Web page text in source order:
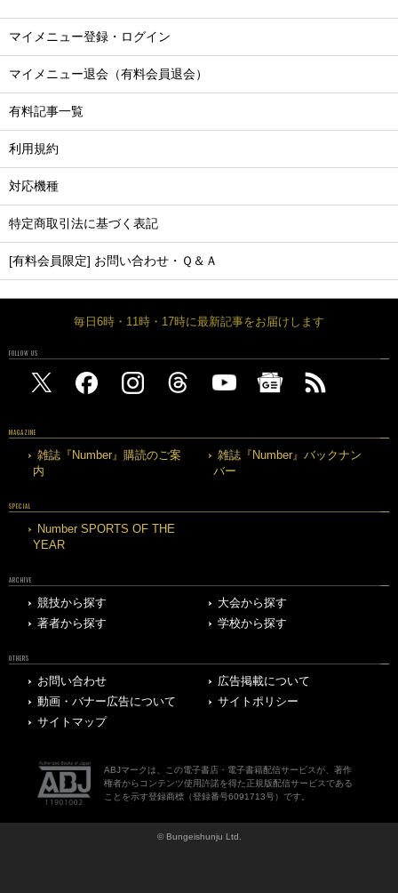
マイメニュー登録・ログイン
マイメニュー退会（有料会員退会）
有料記事一覧
利用規約
対応機種
特定商取引法に基づく表記
[有料会員限定] お問い合わせ・Ｑ＆Ａ
毎日6時・11時・17時に最新記事をお届けします
FOLLOW US
MAGAZINE
雑誌『Number』購読のご案
内
雑誌『Number』バックナン
バー
SPECIAL
Number SPORTS OF THE
YEAR
ARCHIVE
競技から探す
大会から探す
著者から探す
学校から探す
OTHERS
お問い合わせ
広告掲載について
動画・バナー広告について
サイトポリシー
サイトマップ
ABJマークは、この電子書店・電子書籍配信サービスが、著作
権者からコンテンツ使用許諾を得た正規版配信サービスである
ことを示す登録商標（登録番号6091713号）です。
© Bungeishunju Ltd.